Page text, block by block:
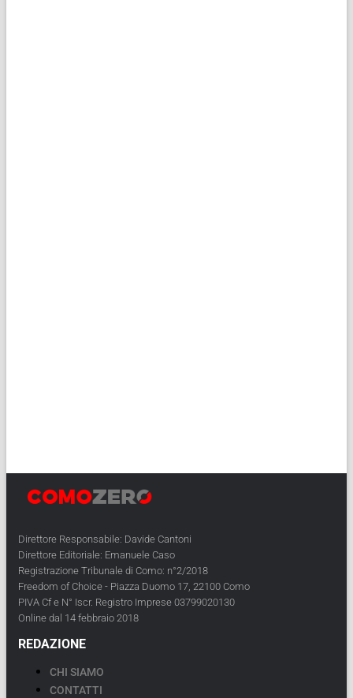
Direttore Responsabile: Davide Cantoni
Direttore Editoriale: Emanuele Caso
Registrazione Tribunale di Como: n°2/2018
Freedom of Choice - Piazza Duomo 17, 22100 Como
PIVA Cf e N° Iscr. Registro Imprese 03799020130
Online dal 14 febbraio 2018
REDAZIONE
CHI SIAMO
CONTATTI